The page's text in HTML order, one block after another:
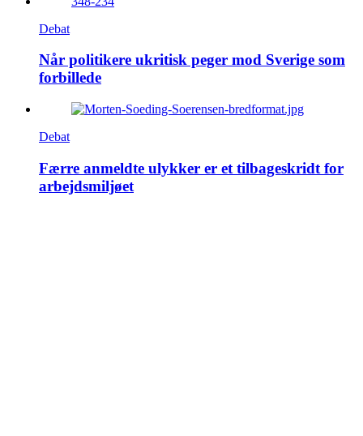
Debat
Når politikere ukritisk peger mod Sverige som
forbillede
Debat
Færre anmeldte ulykker er et tilbageskridt for
arbejdsmiljøet